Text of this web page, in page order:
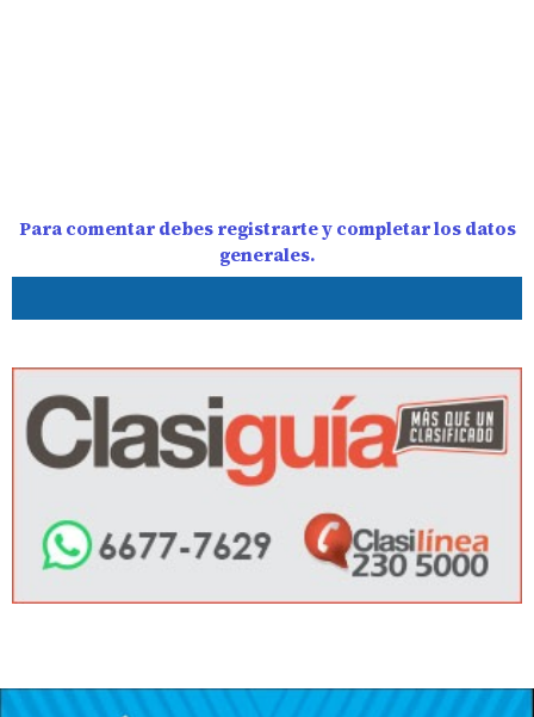
Para comentar debes registrarte y completar los datos
generales.